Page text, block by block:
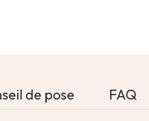
de pose FAQ